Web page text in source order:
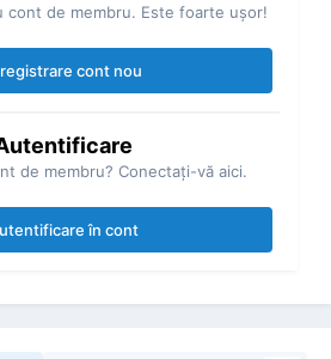
cont de membru. Este foarte uşor!
cont nou
de membru? Conectaţi-vă aici.
în cont